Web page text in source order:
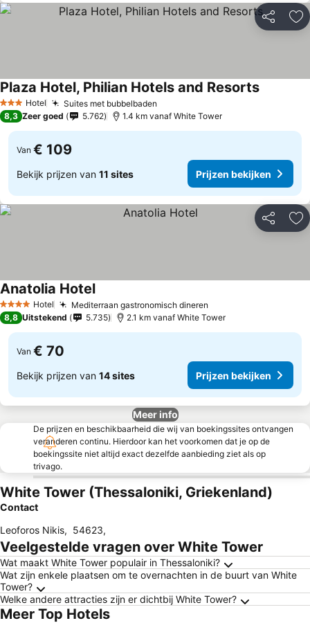
Delen
3 SterrenHotel Suites met bubbelbaden
Plaza Hotel, Philian Hotels and Resorts
8,3 Zeer goed 5.762 1.4 km vanaf White Tower
Van € 109
Bekijk prijzen van 11 sites Prijzen bekijken
Delen
4 SterrenHotel Mediterraan gastronomisch dineren
Anatolia Hotel
8,8 Uitstekend 5.735 2.1 km vanaf White Tower
Van € 70
Bekijk prijzen van 14 sites Prijzen bekijken
Meer info
De prijzen en beschikbaarheid die wij van boekingssites ontvangen
veranderen continu. Hierdoor kan het voorkomen dat je op de
boekingssite niet altijd exact dezelfde aanbieding ziet als op
trivago.
White Tower (Thessaloniki, Griekenland)
Contact
Leoforos Nikis, 54623,
Veelgestelde vragen over White Tower
Wat maakt White Tower populair in Thessaloniki?
Wat zijn enkele plaatsen om te overnachten in de buurt van White
Tower?
Welke andere attracties zijn er dichtbij White Tower?
Meer Top Hotels